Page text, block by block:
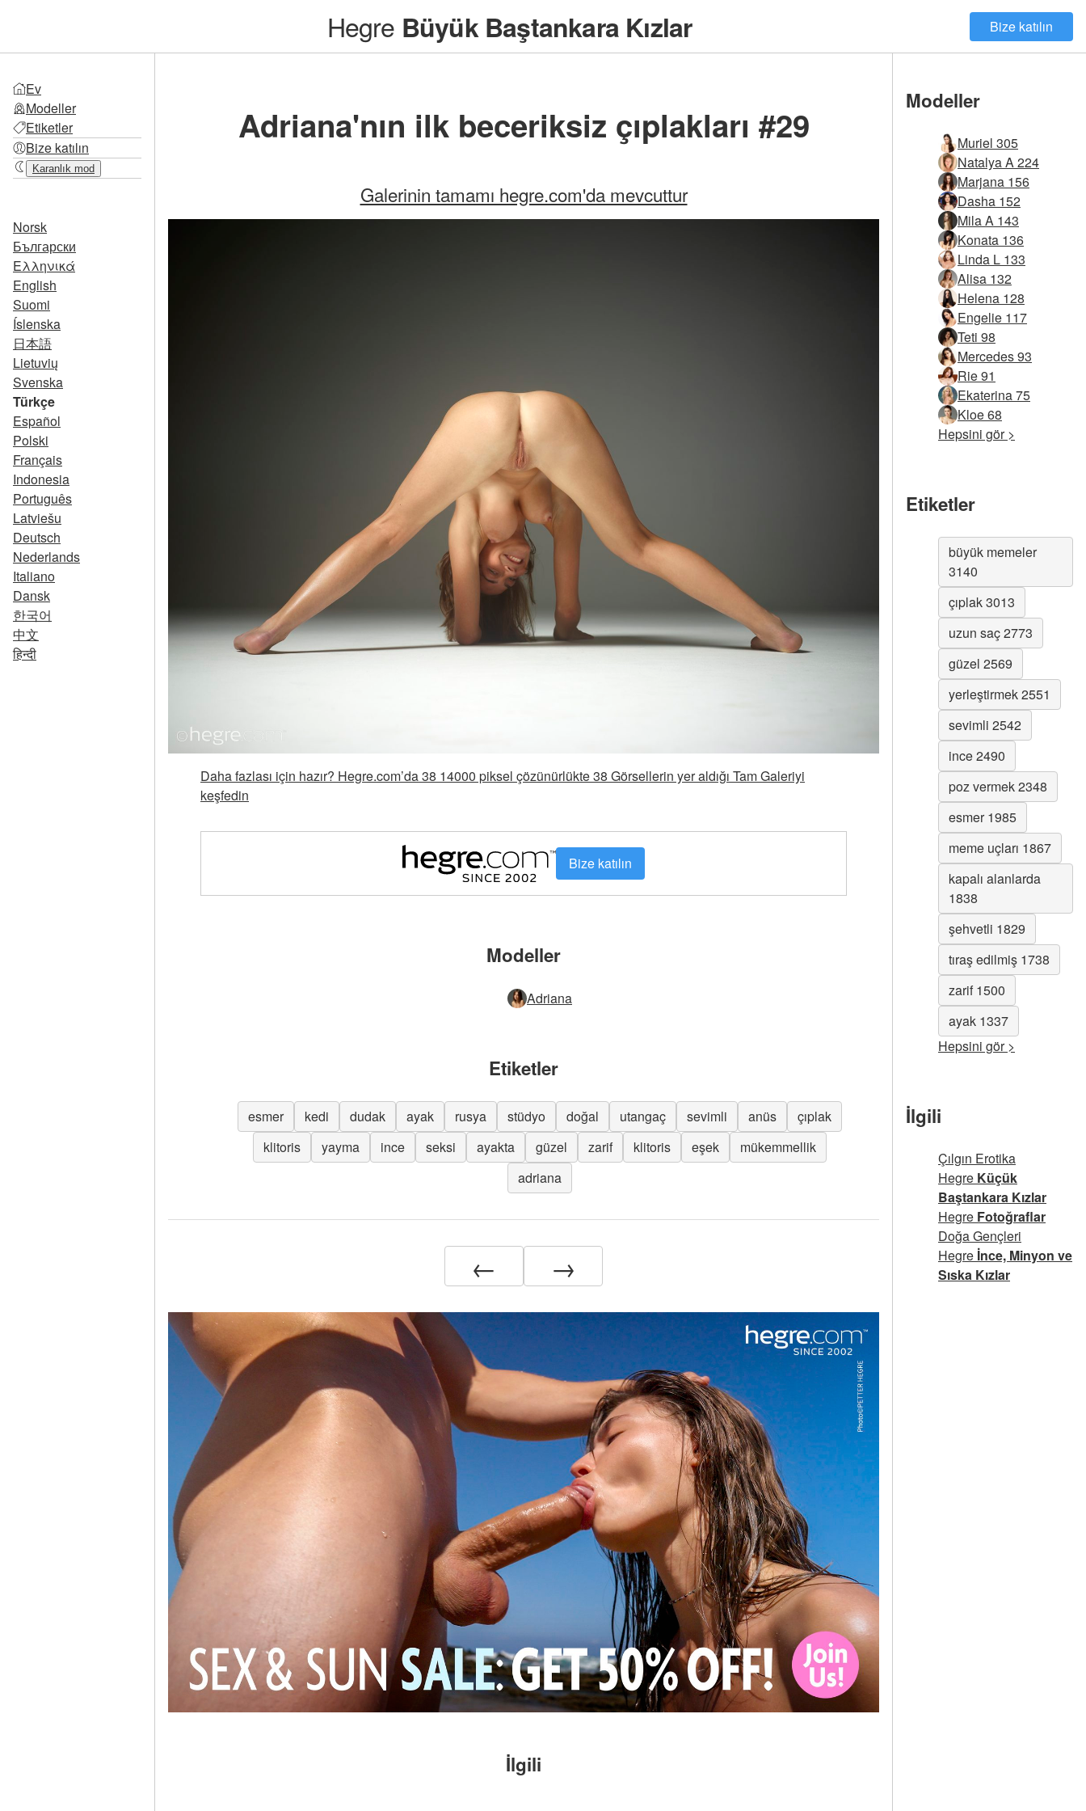
Hegre Büyük Baştankara Kızlar Bize katılın
Ev
Modeller
Etiketler
Bize katılın
Karanlık mod
Norsk
Български
Ελληνικά
English
Suomi
Íslenska
日本語
Lietuvių
Svenska
Türkçe
Español
Polski
Français
Indonesia
Português
Latviešu
Deutsch
Nederlands
Italiano
Dansk
한국어
中文
हिन्दी
Adriana'nın ilk beceriksiz çıplakları #29
Galerinin tamamı hegre.com'da mevcuttur
Daha fazlası için hazır? Hegre.com’da 38 14000 piksel çözünürlükte 38 Görsellerin yer aldığı Tam Galeriyi
keşfedin
Bize katılın
Modeller
Adriana
Etiketler
esmer kedi dudak ayak rusya stüdyo doğal utangaç sevimli anüs
çıplak
klitoris
yayma ince seksi ayakta güzel zarif klitoris eşek
mükemmellik
adriana
← →
İlgili
Modeller
Muriel 305
Natalya A 224
Marjana 156
Dasha 152
Mila A 143
Konata 136
Linda L 133
Alisa 132
Helena 128
Engelie 117
Teti 98
Mercedes 93
Rie 91
Ekaterina 75
Kloe 68
Hepsini gör >
Etiketler
büyük memeler
3140
çıplak 3013
uzun saç 2773
güzel 2569
yerleştirmek 2551
sevimli 2542
ince 2490
poz vermek 2348
esmer 1985
meme uçları 1867
kapalı alanlarda
1838
şehvetli 1829
tıraş edilmiş 1738
zarif 1500
ayak 1337
Hepsini gör >
İlgili
Çılgın Erotika
Hegre Küçük
Baştankara Kızlar
Hegre Fotoğraflar
Doğa Gençleri
Hegre İnce, Minyon ve
Sıska Kızlar